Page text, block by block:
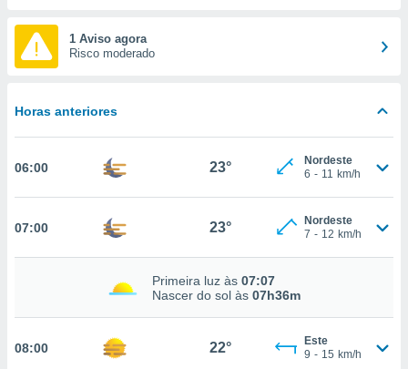
forma
digital
recolhidas
permite-
de alta
a
1 Aviso agora
Risco moderado
Horas anteriores
06:00 23°
Nordeste
6 - 11 km/h
07:00 23°
Nordeste
7 - 12 km/h
Primeira luz às 07:07
Nascer do sol às 07h36m
08:00 22°
Este
9 - 15 km/h